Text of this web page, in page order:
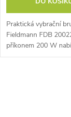
u
k
d
u
k
Praktická vybrační
Fieldmann FDB
příkonem 200 W
proměnné otáčky